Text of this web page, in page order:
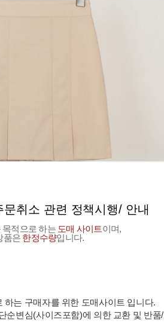
문취소 관련 정책시행/ 안내
목적으로 하는 도매 사이트이며,
품은 한정수량입니다.
하는 구매자를 위한 도매사이트 입니다.
순변심(사이즈포함)에 의한 교환 및 반품/